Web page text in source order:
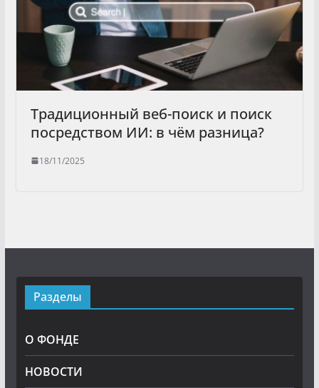
Традиционный веб-поиск и поиск
посредством ИИ: в чём разница?
18/11/2025
Разделы
О ФОНДЕ
НОВОСТИ